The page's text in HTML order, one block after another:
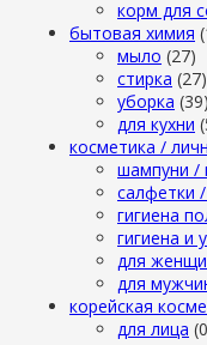
корм для
бытовая химия
мыло (27)
стирка (27)
уборка (39)
для кухни
косметика /
шампуни /
салфетки
гигиена
гигиена и
для
для
корейская
для лица